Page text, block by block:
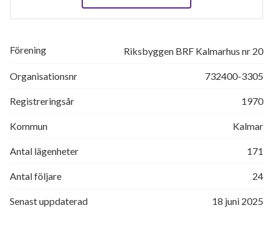
Förening Riksbyggen BRF Kalmarhus nr 20
Organisationsnr 732400-3305
Registreringsår 1970
Kommun Kalmar
Antal lägenheter 171
Antal följare 24
Senast uppdaterad 18 juni 2025